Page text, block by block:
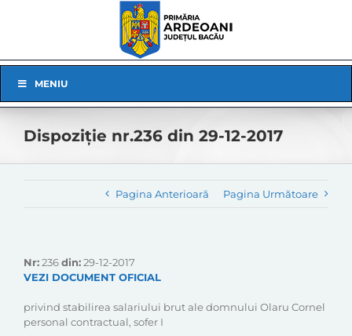
Navigation
MENIU
Dispoziție nr.236 din 29-12-2017
Pagina Anterioară Pagina Următoare
Nr:236din:29-12-2017
VEZI DOCUMENT OFICIAL
privind stabilirea salariului brut ale domnului Olaru Cornel
personal contractual, sofer I